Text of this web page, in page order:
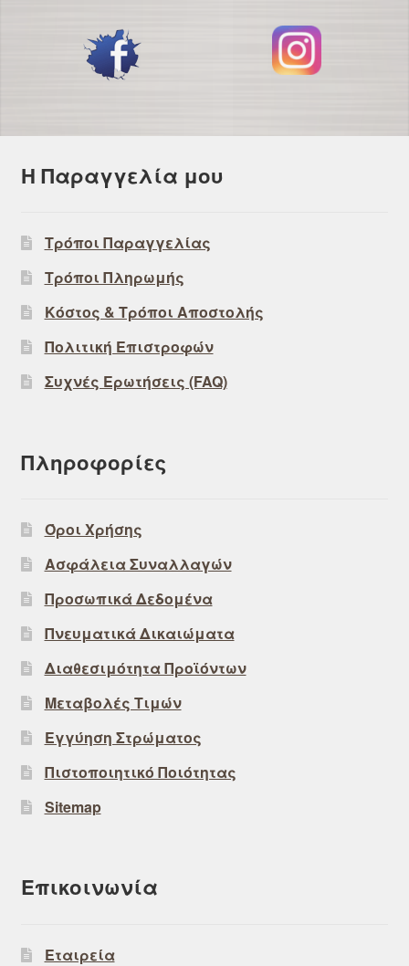
Η Παραγγελία μου
Τρόποι Παραγγελίας
Τρόποι Πληρωμής
Κόστος & Τρόποι Αποστολής
Πολιτική Επιστροφών
Συχνές Ερωτήσεις (FAQ)
Πληροφορίες
Όροι Χρήσης
Ασφάλεια Συναλλαγών
Προσωπικά Δεδομένα
Πνευματικά Δικαιώματα
Διαθεσιμότητα Προϊόντων
Μεταβολές Τιμών
Εγγύηση Στρώματος
Πιστοποιητικό Ποιότητας
Sitemap
Επικοινωνία
Εταιρεία